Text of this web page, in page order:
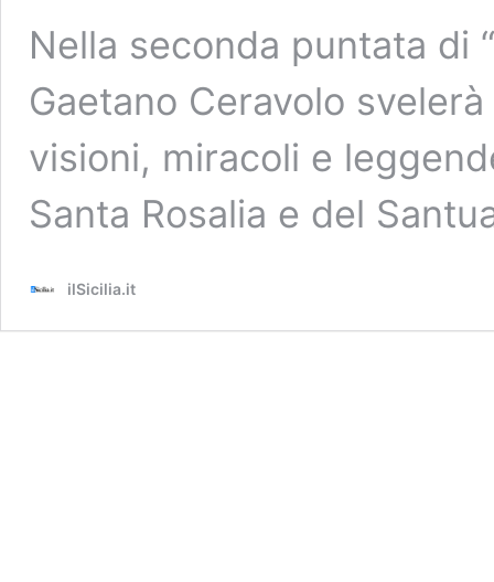
Nella seconda puntata di
Gaetano Ceravolo
visioni, miracoli e
Santa Rosalia e del
ilSicilia.it